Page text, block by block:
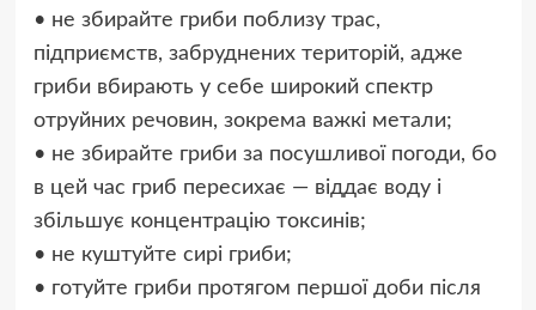
• не збирайте гриби поблизу трас,
підприємств, забруднених територій, адже
гриби вбирають у себе широкий спектр
отруйних речовин, зокрема важкі метали;
• не збирайте гриби за посушливої погоди, бо
в цей час гриб пересихає — віддає воду і
збільшує концентрацію токсинів;
• не куштуйте сирі гриби;
• готуйте гриби протягом першої доби після